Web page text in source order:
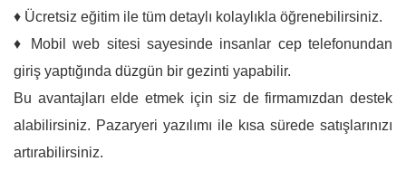
♦ Ücretsiz eğitim ile tüm detaylı kolaylıkla öğrenebilirsiniz.
♦ Mobil web sitesi sayesinde insanlar cep telefonundan
giriş yaptığında düzgün bir gezinti yapabilir.
Bu avantajları elde etmek için siz de firmamızdan destek
alabilirsiniz. Pazaryeri yazılımı ile kısa sürede satışlarınızı
artırabilirsiniz.